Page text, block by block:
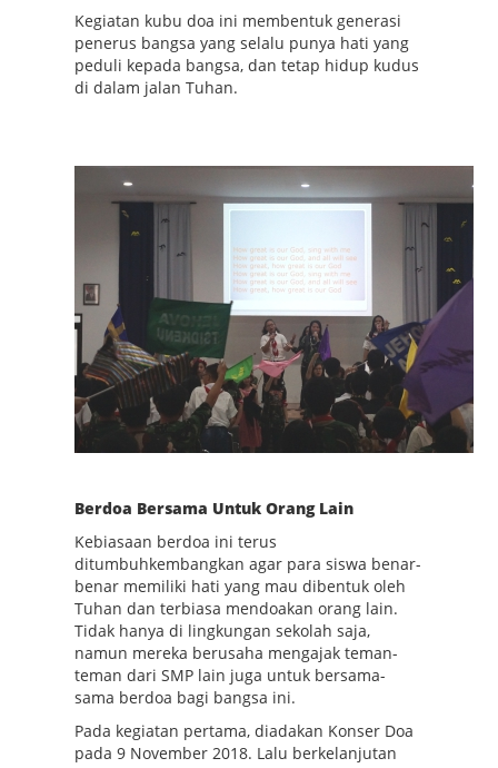
Kegiatan kubu doa ini membentuk generasi
penerus bangsa yang selalu punya hati yang
peduli kepada bangsa, dan tetap hidup kudus
di dalam jalan Tuhan.
Berdoa Bersama Untuk Orang Lain
Kebiasaan berdoa ini terus
ditumbuhkembangkan agar para siswa benar-
benar memiliki hati yang mau dibentuk oleh
Tuhan dan terbiasa mendoakan orang lain.
Tidak hanya di lingkungan sekolah saja,
namun mereka berusaha mengajak teman-
teman dari SMP lain juga untuk bersama-
sama berdoa bagi bangsa ini.
Pada kegiatan pertama, diadakan Konser Doa
pada 9 November 2018. Lalu berkelanjutan